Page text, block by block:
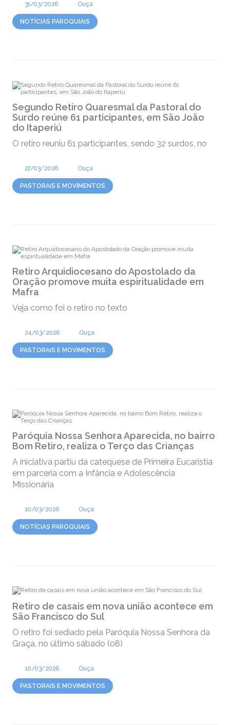
31/03/2026 Ouça
NOTÍCIAS PAROQUIAIS
Segundo Retiro Quaresmal da Pastoral do
Surdo reúne 61 participantes, em São João
do Itaperiú
O retiro reuniu 61 participantes, sendo 32 surdos, no
27/03/2026 Ouça
PASTORAIS E MOVIMENTOS
Retiro Arquidiocesano do Apostolado da
Oração promove muita espiritualidade em
Mafra
Veja como foi o retiro no texto
24/03/2026 Ouça
PASTORAIS E MOVIMENTOS
Paróquia Nossa Senhora Aparecida, no bairro
Bom Retiro, realiza o Terço das Crianças
A iniciativa partiu da catequese de Primeira Eucaristia
em parceria com a Infância e Adolescência
Missionária
10/03/2026 Ouça
NOTÍCIAS PAROQUIAIS
Retiro de casais em nova união acontece em
São Francisco do Sul
O retiro foi sediado pela Paróquia Nossa Senhora da
Graça, no último sábado (08)
10/03/2026 Ouça
PASTORAIS E MOVIMENTOS